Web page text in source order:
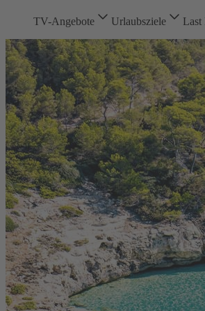
TV-Angebote Urlaubsziele Last